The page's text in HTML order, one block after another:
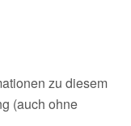
zu diesem
(auch ohne